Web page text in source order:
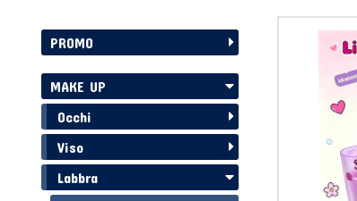
PROMO
MAKE UP
Occhi
Viso
Labbra